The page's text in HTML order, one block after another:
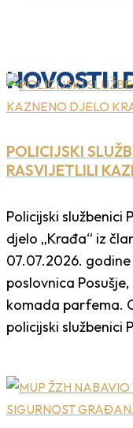
NOVOSTI I
POLICIJSKI
RASVIJETLILI
Policijski službenici
djelo „Krađa“ iz
07.07.2026.
poslovnica
komada parfema.
policijski službenici